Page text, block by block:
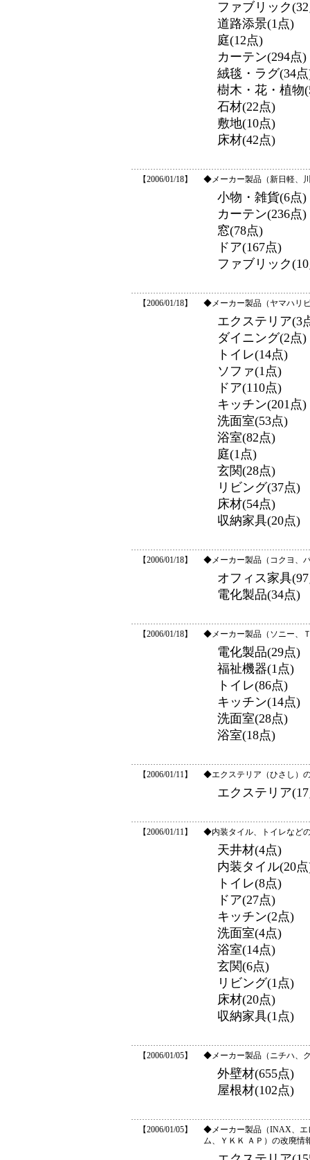
ファブリック
道路添景(1点)
庭(12点)
カーテン(294点)
絨毯・ラグ(34
樹木・花・植物
石材(22点)
敷地(10点)
床材(42点)
【2006/01/18】 ◆メーカー製品（新日軽、
小物・雑貨(6点)
カーテン(236点)
窓(78点)
ドア(167点)
ファブリック
【2006/01/18】 ◆メーカー製品（ヤマハリ
エクステリア(3
ダイニング(2点)
トイレ(14点)
ソファ(1点)
ドア(110点)
キッチン(201点)
洗面室(53点)
浴室(82点)
庭(1点)
玄関(28点)
リビング(37点)
床材(54点)
収納家具(20点)
【2006/01/18】 ◆メーカー製品（コクヨ、
オフィス家具
電化製品(34点)
【2006/01/18】 ◆メーカー製品（ソニー、
電化製品(29点)
福祉機器(1点)
トイレ(86点)
キッチン(14点)
洗面室(28点)
浴室(18点)
【2006/01/11】 ◆エクステリア（ひさし）
エクステリア
【2006/01/11】 ◆内装タイル、トイレなど
天井材(4点)
内装タイル(20
トイレ(8点)
ドア(27点)
キッチン(2点)
洗面室(4点)
浴室(14点)
玄関(6点)
リビング(1点)
床材(20点)
収納家具(1点)
【2006/01/05】 ◆メーカー製品（ニチハ、
外壁材(655点)
屋根材(102点)
【2006/01/05】
◆メーカー製品（INAX、エ
ム、ＹＫＫ ＡＰ）の改廃情